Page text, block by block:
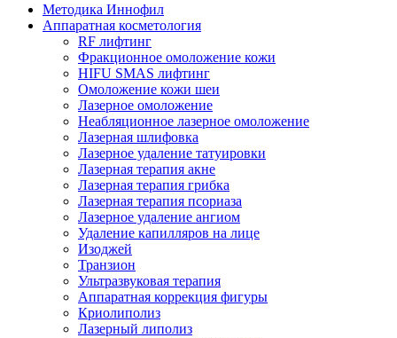
Методика Иннофил
Аппаратная косметология
RF лифтинг
Фракционное омоложение кожи
HIFU SMAS лифтинг
Омоложение кожи шеи
Лазерное омоложение
Неабляционное лазерное омоложение
Лазерная шлифовка
Лазерное удаление татуировки
Лазерная терапия акне
Лазерная терапия грибка
Лазерная терапия псориаза
Лазерное удаление ангиом
Удаление капилляров на лице
Изоджей
Транзион
Ультразвуковая терапия
Аппаратная коррекция фигуры
Криолиполиз
Лазерный липолиз